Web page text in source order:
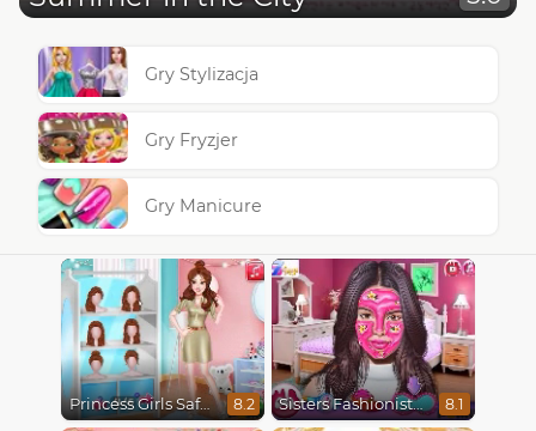
Gry Stylizacja
Gry Fryzjer
Gry Manicure
Princess Girls Safari Trip 8.2 Sisters Fashionista Makeup 8.1